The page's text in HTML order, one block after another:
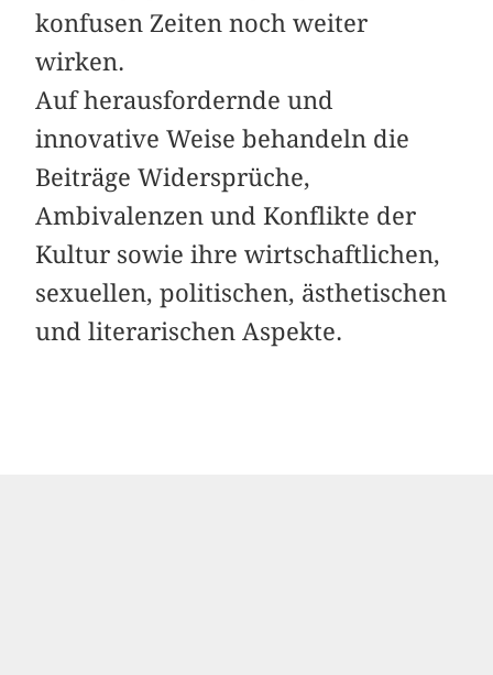
konfusen Zeiten noch weiter
wirken.
Auf herausfordernde und
innovative Weise behandeln die
Beiträge Widersprüche,
Ambivalenzen und Konflikte der
Kultur sowie ihre wirtschaftlichen,
sexuellen, politischen, ästhetischen
und literarischen Aspekte.